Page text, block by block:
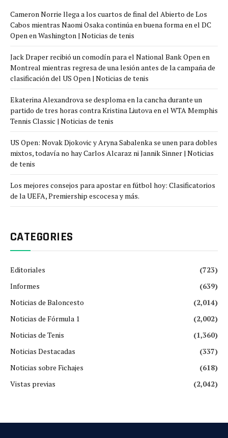
Cameron Norrie llega a los cuartos de final del Abierto de Los
Cabos mientras Naomi Osaka continúa en buena forma en el DC
Open en Washington | Noticias de tenis
Jack Draper recibió un comodín para el National Bank Open en
Montreal mientras regresa de una lesión antes de la campaña de
clasificación del US Open | Noticias de tenis
Ekaterina Alexandrova se desploma en la cancha durante un
partido de tres horas contra Kristina Liutova en el WTA Memphis
Tennis Classic | Noticias de tenis
US Open: Novak Djokovic y Aryna Sabalenka se unen para dobles
mixtos, todavía no hay Carlos Alcaraz ni Jannik Sinner | Noticias
de tenis
Los mejores consejos para apostar en fútbol hoy: Clasificatorios
de la UEFA, Premiership escocesa y más.
CATEGORIES
Editoriales
(723)
Informes
(639)
Noticias de Baloncesto
(2,014)
Noticias de Fórmula 1
(2,002)
Noticias de Tenis
(1,360)
Noticias Destacadas
(337)
Noticias sobre Fichajes
(618)
Vistas previas
(2,042)